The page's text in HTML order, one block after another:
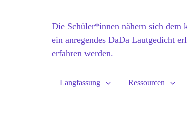
Die Schüler*innen nähern sich dem
ein anregendes DaDa Lautgedicht
erfahren werden.
Langfassung Ressourcen